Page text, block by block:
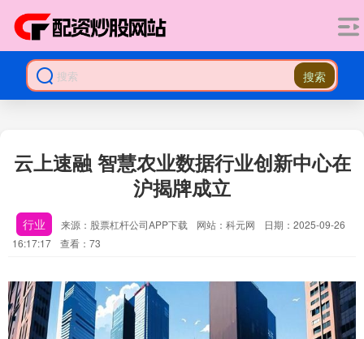
搜索
云上速融 智慧农业数据行业创新中心在
沪揭牌成立
行业 来源：股票杠杆公司APP下载 网站：科元网
日期：2025-09-26
16:17:17
查看：73